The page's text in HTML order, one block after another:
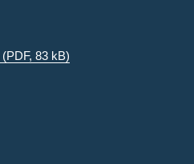
(PDF, 83 kB)